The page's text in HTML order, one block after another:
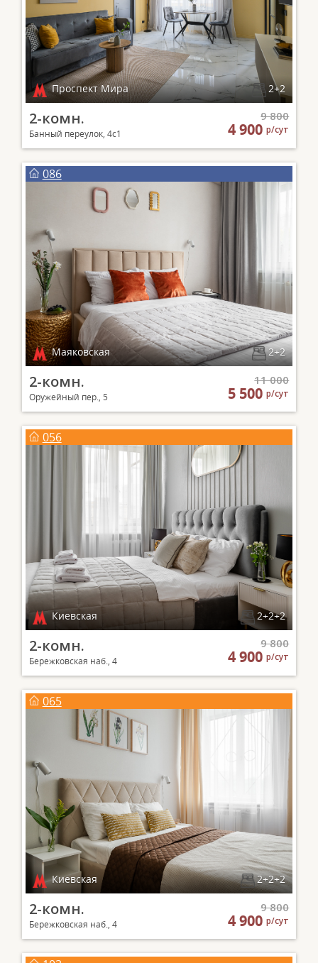
Проспект Мира 2+2
2-комн.
Банный переулок, 4с1
9 800
4 900р/сут
086
Маяковская 2+2
2-комн.
Оружейный пер., 5
11 000
5 500р/сут
056
Киевская 2+2+2
2-комн.
Бережковская наб., 4
9 800
4 900р/сут
065
Киевская 2+2+2
2-комн.
Бережковская наб., 4
9 800
4 900р/сут